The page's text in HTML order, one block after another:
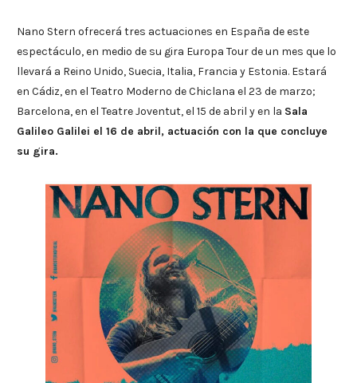
Nano Stern ofrecerá tres actuaciones en España de este
espectáculo, en medio de su gira Europa Tour de un mes que lo
llevará a Reino Unido, Suecia, Italia, Francia y Estonia. Estará
en Cádiz, en el Teatro Moderno de Chiclana el 23 de marzo;
Barcelona, en el Teatre Joventut, el 15 de abril y en la Sala
Galileo Galilei el 16 de abril, actuación con la que concluye
su gira.